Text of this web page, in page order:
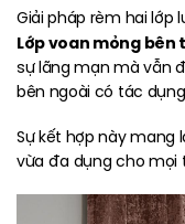
Giải pháp rèm hai lớp
Lớp voan mỏng bên
sự lãng mạn mà vẫn
bên ngoài có tác
Sự kết hợp này mang
vừa đa dụng cho mọi